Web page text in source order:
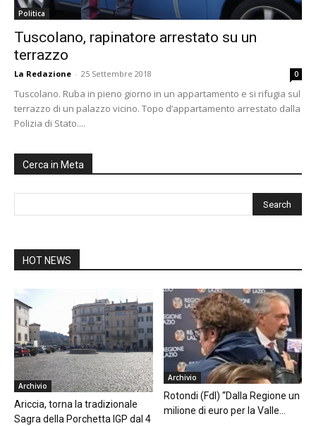
Politica
Tuscolano, rapinatore arrestato su un
terrazzo
La Redazione - 25 Settembre 2018 0
Tuscolano. Ruba in pieno giorno in un appartamento e si rifugia sul
terrazzo di un palazzo vicino. Topo d’appartamento arrestato dalla
Polizia di Stato....
Cerca in Meta
HOT NEWS
Archivio
Ariccia, torna la tradizionale
Sagra della Porchetta IGP dal 4
Archivio
Rotondi (FdI) “Dalla Regione un
milione di euro per la Valle...